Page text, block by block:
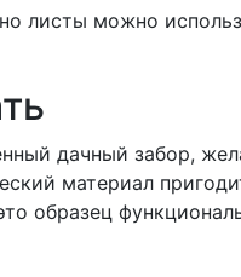
листы можно
дачный забор,
материал
образец